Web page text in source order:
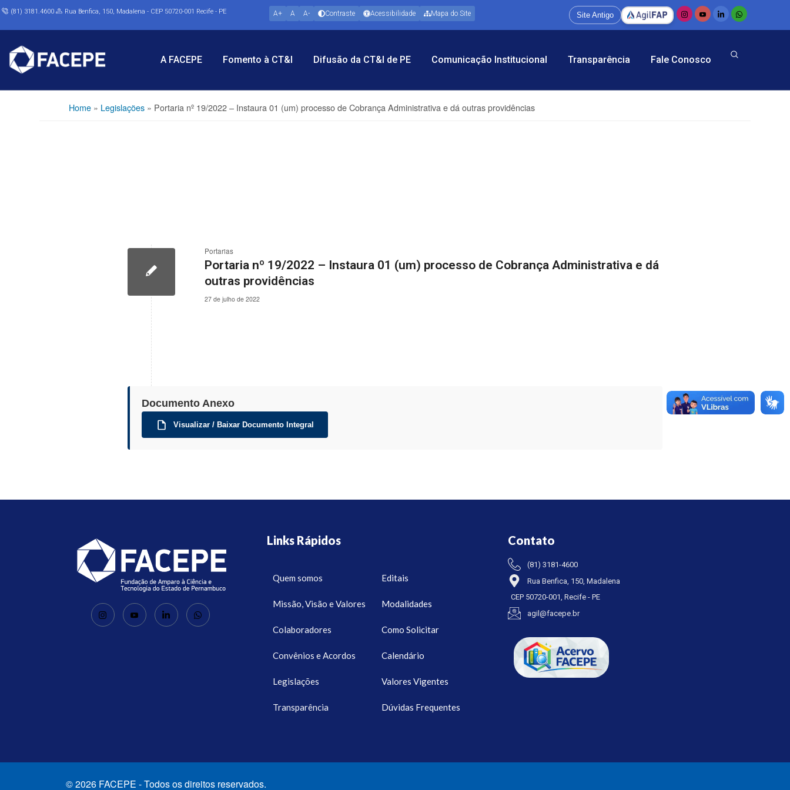
Home » Legislações » Portaria nº 19/2022 – Instaura 01 (um) processo de Cobrança Administrativa e dá outras providências
(81) 3181.4600 Rua Benfica, 150, Madalena - CEP 50720-001 Recife - PE A+ A A- Contraste Acessibilidade Mapa do Site Site Antigo
A FACEPE Fomento à CT&I Difusão da CT&I de PE Comunicação Institucional Transparência Fale Conosco
Portarias
Portaria nº 19/2022 – Instaura 01 (um) processo de Cobrança Administrativa e dá
outras providências
27 de julho de 2022
Documento Anexo
Visualizar / Baixar Documento Integral
Links Rápidos
Quem somos
Missão, Visão e Valores
Colaboradores
Convênios e Acordos
Legislações
Transparência
Editais
Modalidades
Como Solicitar
Calendário
Valores Vigentes
Dúvidas Frequentes
Contato
(81) 3181-4600
Rua Benfica, 150, Madalena
CEP 50720-001, Recife - PE
agil@facepe.br
© 2026 FACEPE - Todos os direitos reservados.